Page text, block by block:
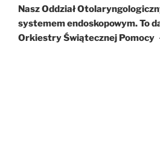
wpis
Nasz Oddział
systemem endoskopowym. To
Orkiestry Świątecznej Pomocy